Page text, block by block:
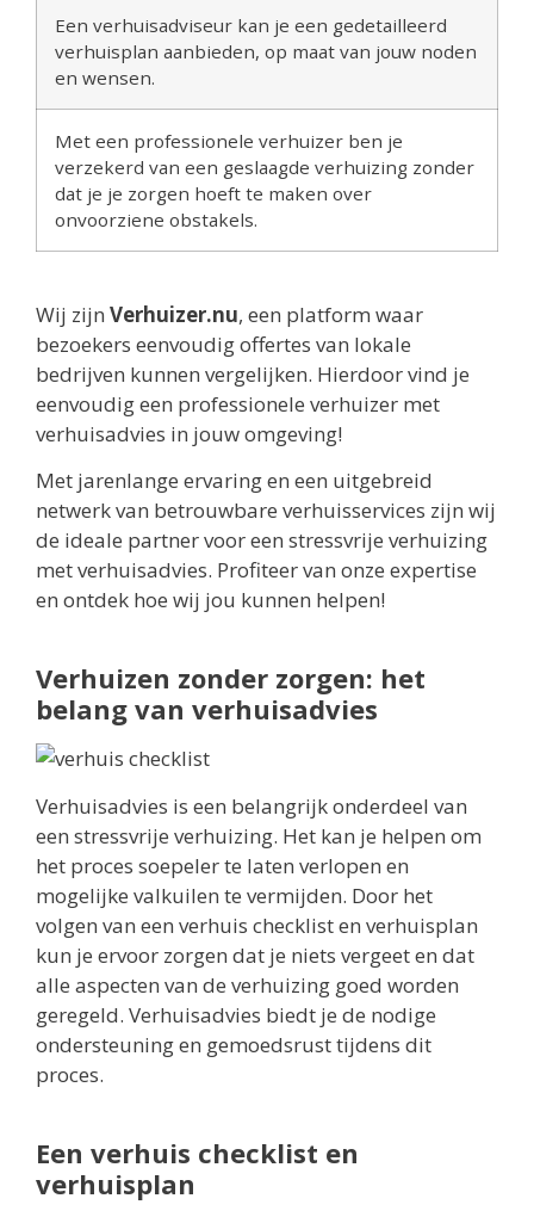
Een verhuisadviseur kan je een gedetailleerd
verhuisplan aanbieden, op maat van jouw noden
en wensen.
Met een professionele verhuizer ben je
verzekerd van een geslaagde verhuizing zonder
dat je je zorgen hoeft te maken over
onvoorziene obstakels.
Wij zijn Verhuizer.nu, een platform waar
bezoekers eenvoudig offertes van lokale
bedrijven kunnen vergelijken. Hierdoor vind je
eenvoudig een professionele verhuizer met
verhuisadvies in jouw omgeving!
Met jarenlange ervaring en een uitgebreid
netwerk van betrouwbare verhuisservices zijn wij
de ideale partner voor een stressvrije verhuizing
met verhuisadvies. Profiteer van onze expertise
en ontdek hoe wij jou kunnen helpen!
Verhuizen zonder zorgen: het
belang van verhuisadvies
Verhuisadvies is een belangrijk onderdeel van
een stressvrije verhuizing. Het kan je helpen om
het proces soepeler te laten verlopen en
mogelijke valkuilen te vermijden. Door het
volgen van een verhuis checklist en verhuisplan
kun je ervoor zorgen dat je niets vergeet en dat
alle aspecten van de verhuizing goed worden
geregeld. Verhuisadvies biedt je de nodige
ondersteuning en gemoedsrust tijdens dit
proces.
Een verhuis checklist en
verhuisplan